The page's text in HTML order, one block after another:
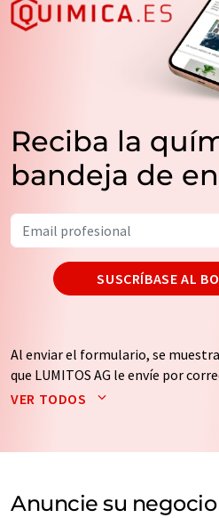
Reciba la
bandeja de
SUSCRÍBASE AL
Al enviar el formulario, se
que LUMITOS AG le envíe por
boletín o boletines seleccionados
de nuestrapolítica de protección
electrónico a efectos
VER TODOS
Anuncie su